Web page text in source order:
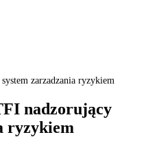
zarzadzania ryzykiem
nadzorujący
ryzykiem